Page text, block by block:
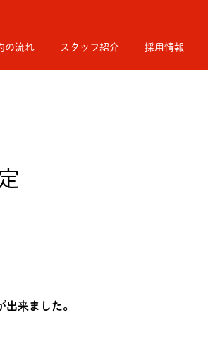
の流れ スタッフ紹介 採用情報
来ました。